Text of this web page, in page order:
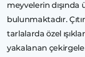
meyvelerin dışında
bulunmaktadır. Çıtır
tarlalarda özel
yakalanan